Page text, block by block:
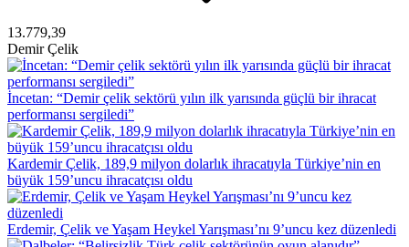
13.779,39
Demir Çelik
İncetan: “Demir çelik sektörü yılın ilk yarısında güçlü bir ihracat
performansı sergiledi”
Kardemir Çelik, 189,9 milyon dolarlık ihracatıyla Türkiye’nin en
büyük 159’uncu ihracatçısı oldu
Erdemir, Çelik ve Yaşam Heykel Yarışması’nı 9’uncu kez düzenledi